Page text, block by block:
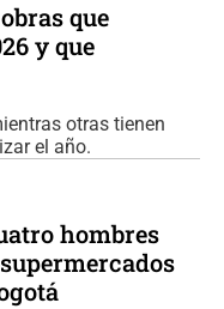
que
y que
otras tienen
el año.
hombres